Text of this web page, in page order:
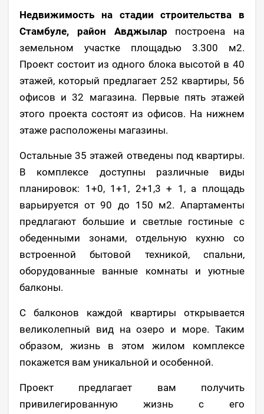
Недвижимость на стадии строительства в
Стамбуле, район Авджылар построена на
земельном участке площадью 3.300 м2.
Проект состоит из одного блока высотой в 40
этажей, который предлагает 252 квартиры, 56
офисов и 32 магазина. Первые пять этажей
этого проекта состоят из офисов. На нижнем
этаже расположены магазины.
Остальные 35 этажей отведены под квартиры.
В комплексе доступны различные виды
планировок: 1+0, 1+1, 2+1,3 + 1, а площадь
варьируется от 90 до 150 м2. Апартаменты
предлагают большие и светлые гостиные с
обеденными зонами, отдельную кухню со
встроенной бытовой техникой, спальни,
оборудованные ванные комнаты и уютные
балконы.
С балконов каждой квартиры открывается
великолепный вид на озеро и море. Таким
образом, жизнь в этом жилом комплексе
покажется вам уникальной и особенной.
Проект предлагает вам получить
привилегированную жизнь с его